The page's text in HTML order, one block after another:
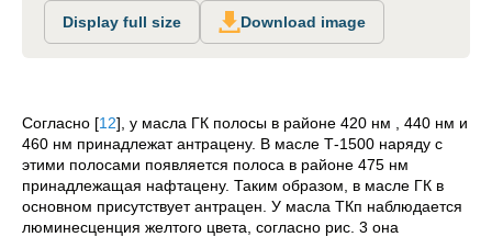
Display full size Download image
Согласно [12] , у масла ГК полосы в районе 420 нм , 440 нм и
460 нм принадлежат антрацену. В масле Т-1500 наряду с
этими полосами появляется полоса в районе 475 нм
принадлежащая нафтацену. Таким образом, в масле ГК в
основном присутствует антрацен. У масла ТКп наблюдается
люминесценция желтого цвета, согласно рис. 3 она